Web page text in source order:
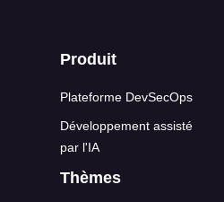
pageProduit
Plateforme DevSecOps
Développement assisté
par l'IA
Thèmes